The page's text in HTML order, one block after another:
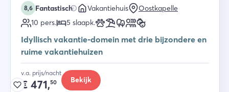
8,6 Fantastisch Vakantiehuis
Oostkapelle
10 pers. 5 slaapk.
Idyllisch vakantie-domein met drie bijzondere en
ruime vakantiehuizen
v.a. prijs/nacht
€ 471,50 Bekijk